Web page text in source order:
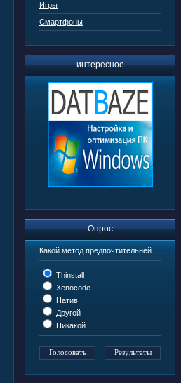
Игры
Смартфоны
интересное
Опрос
Какой метод предпочтительней
Thinstall
Xenocode
Натив
Другой
Никакой